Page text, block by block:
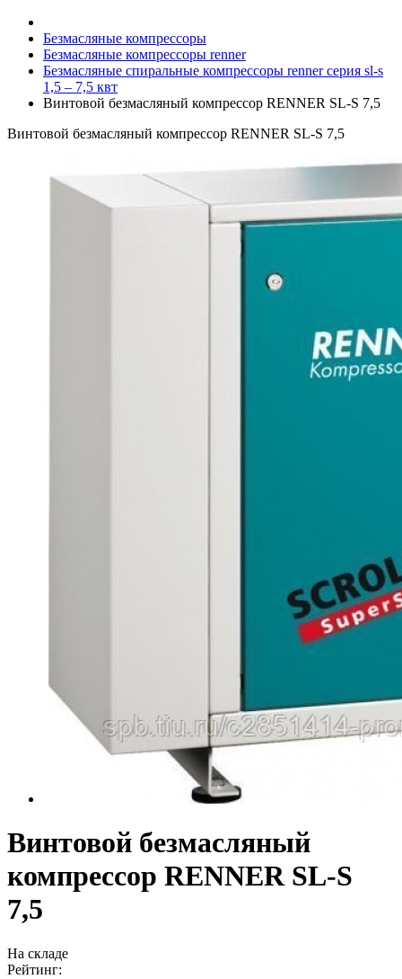
Безмасляные компрессоры
Безмасляные компрессоры renner
Безмасляные спиральные компрессоры renner серия sl-s
1,5 – 7,5 квт
Винтовой безмасляный компрессор RENNER SL-S 7,5
Винтовой безмасляный компрессор RENNER SL-S 7,5
Винтовой безмасляный
компрессор RENNER SL-S
7,5
На складе
Рейтинг: